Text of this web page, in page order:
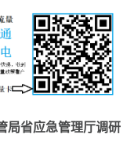
局省应急管理厅调研